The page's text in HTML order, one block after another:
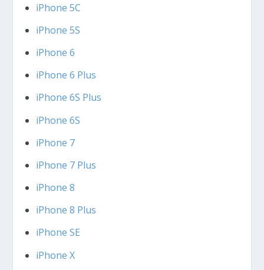
iPhone 5C
iPhone 5S
iPhone 6
iPhone 6 Plus
iPhone 6S Plus
iPhone 6S
iPhone 7
iPhone 7 Plus
iPhone 8
iPhone 8 Plus
iPhone SE
iPhone X